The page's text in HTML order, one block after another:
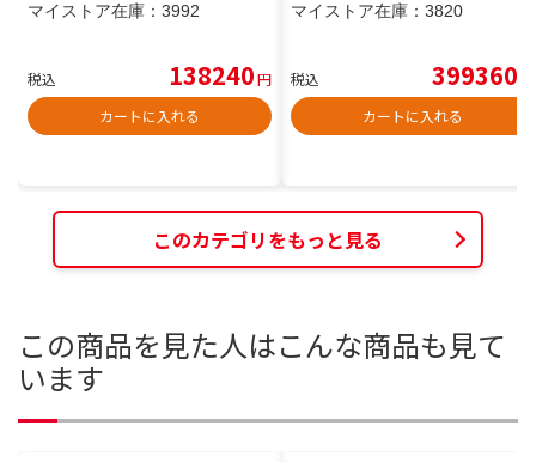
マイストア在庫： 3992
税込 138240円
カートに入れる
マイストア在庫： 3820
税込 399360
カートに入れる
このカテゴリをもっと見る
この商品を見た人はこんな商品も見て
います